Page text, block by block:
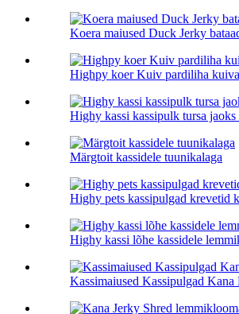
Koera maiused Duck Jerky
Highpy koer Kuiv pardiliha
Highy kassi kassipulk tursa jaoks
Märgtoit kassidele tuunikalaga
Highy pets kassipulgad krevetid
Highy kassi lõhe kassidele
Kassimaiused Kassipulgad Kana